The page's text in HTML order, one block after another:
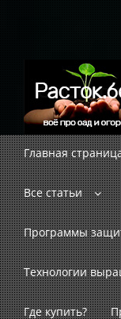
Главная
Все статьи
Программы
Технологии
Где купить?